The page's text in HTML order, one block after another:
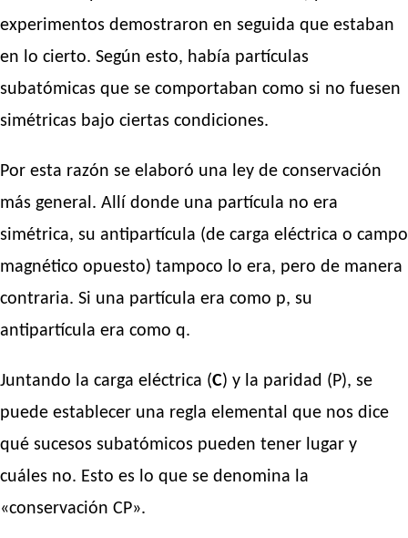
experimentos demostraron en seguida que estaban
en lo cierto. Según esto, había partículas
subatómicas que se comportaban como si no fuesen
simétricas bajo ciertas condiciones.
Por esta razón se elaboró una ley de conservación
más general. Allí donde una partícula no era
simétrica, su antipartícula (de carga eléctrica o campo
magnético opuesto) tampoco lo era, pero de manera
contraria. Si una partícula era como p, su
antipartícula era como q.
Juntando la carga eléctrica (C) y la paridad (P), se
puede establecer una regla elemental que nos dice
qué sucesos subatómicos pueden tener lugar y
cuáles no. Esto es lo que se denomina la
«conservación CP».